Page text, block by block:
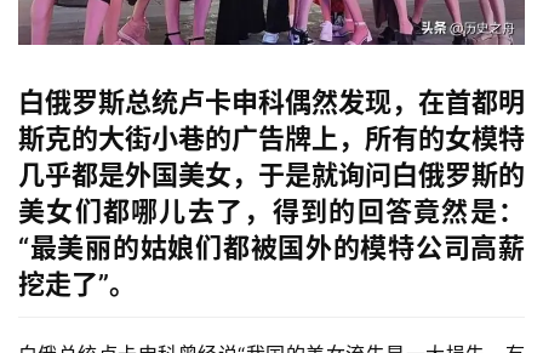
白俄罗斯总统卢卡申科偶然发现，在首都明
斯克的大街小巷的广告牌上，所有的女模特
几乎都是外国美女，于是就询问白俄罗斯的
美女们都哪儿去了，得到的回答竟然是：
“最美丽的姑娘们都被国外的模特公司高薪
挖走了”。